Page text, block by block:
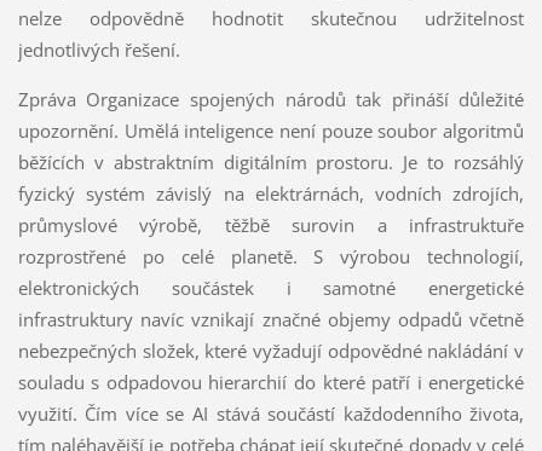
nelze odpovědně hodnotit skutečnou udržitelnost
jednotlivých řešení.
Zpráva Organizace spojených národů tak přináší důležité
upozornění. Umělá inteligence není pouze soubor algoritmů
běžících v abstraktním digitálním prostoru. Je to rozsáhlý
fyzický systém závislý na elektrárnách, vodních zdrojích,
průmyslové výrobě, těžbě surovin a infrastruktuře
rozprostřené po celé planetě. S výrobou technologií,
elektronických součástek i samotné energetické
infrastruktury navíc vznikají značné objemy odpadů včetně
nebezpečných složek, které vyžadují odpovědné nakládání v
souladu s odpadovou hierarchií do které patří i energetické
využití. Čím více se AI stává součástí každodenního života,
tím naléhavější je potřeba chápat její skutečné dopady v celé